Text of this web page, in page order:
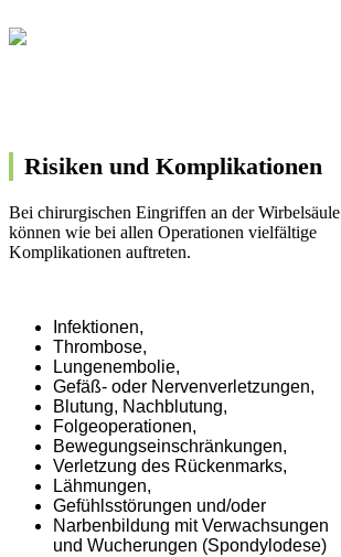
Risiken und Komplikationen
Bei chirurgischen Eingriffen an der Wirbelsäule
können wie bei allen Operationen vielfältige
Komplikationen auftreten.
Infektionen,
Thrombose,
Lungenembolie,
Gefäß- oder Nervenverletzungen,
Blutung, Nachblutung,
Folgeoperationen,
Bewegungseinschränkungen,
Verletzung des Rückenmarks,
Lähmungen,
Gefühlsstörungen und/oder
Narbenbildung mit Verwachsungen
und Wucherungen (Spondylodese)